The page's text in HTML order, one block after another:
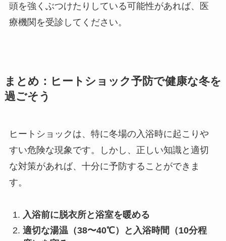
頭を強くぶつけたりしている可能性があれば、医
療機関を受診してください。
まとめ：ヒートショック予防で健康な冬を
過ごそう
ヒートショックは、特に冬場の入浴時に起こりや
すい危険な現象です。しかし、正しい知識と適切
な対策があれば、十分に予防することができま
す。
入浴前に脱衣所と浴室を暖める
適切な湯温（38〜40℃）と入浴時間（10分程